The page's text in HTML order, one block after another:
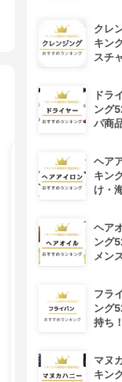
4位
CEZANNE(セザン
UVウルトラフィット
¥748
クレ
キン
スチ
ドラ
ング
パ商品
ヘア
キン
け・
ヘア
ング
メン
フラ
ング
持ち
マヌ
キン